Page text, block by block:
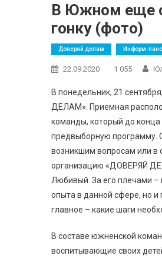
В Южном еще
гонку (фото)
Доверяй делам Информ-
22.09.2020 1 055
В понедельник, 21
ДЕЛАМ». Приемная
команды, который до
предвыборную программу.
возникшим вопросам или в
организацию «ДОВЕРЯЙ
Любивый. За его плечами –
опыта в данной сфере, но
главное – какие шаги
В составе южненской
воспитывающие своих